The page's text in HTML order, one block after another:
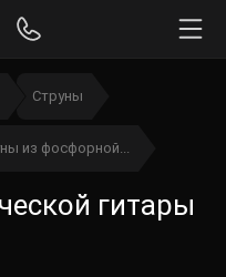
Струны
из фосфорной...
гитары